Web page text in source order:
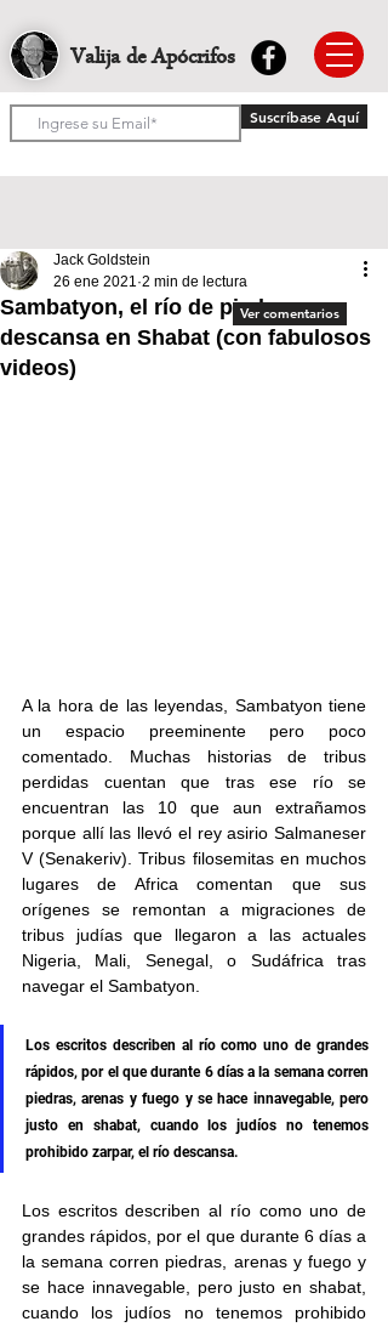
Valija de Apócrifos
Suscríbase Aquí
Sambatyon, el río de piedras que
descansa en Shabat (con fabulosos
videos)
Jack Goldstein
26 ene 2021 2 min de lectura
A la hora de las leyendas, Sambatyon tiene
un espacio preeminente pero poco
comentado. Muchas historias de tribus
perdidas cuentan que tras ese río se
encuentran las 10 que aun extrañamos
porque allí las llevó el rey asirio Salmaneser
V (Senakeriv). Tribus filosemitas en muchos
lugares de Africa comentan que sus
orígenes se remontan a migraciones de
tribus judías que llegaron a las actuales
Nigeria, Mali, Senegal, o Sudáfrica tras
navegar el Sambatyon.
Los escritos describen al río como uno de grandes
rápidos, por el que durante 6 días a la semana corren
piedras, arenas y fuego y se hace innavegable, pero
justo en shabat, cuando los judíos no tenemos
prohibido zarpar, el río descansa.
Los escritos describen al río como uno de
grandes rápidos, por el que durante 6 días a
la semana corren piedras, arenas y fuego y
se hace innavegable, pero justo en shabat,
cuando los judíos no tenemos prohibido
Ver comentarios